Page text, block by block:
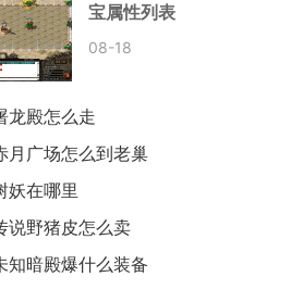
宝属性列表
08-18
龙殿怎么走
月广场怎么到老巢
妖在哪里
说野猪皮怎么卖
知暗殿爆什么装备